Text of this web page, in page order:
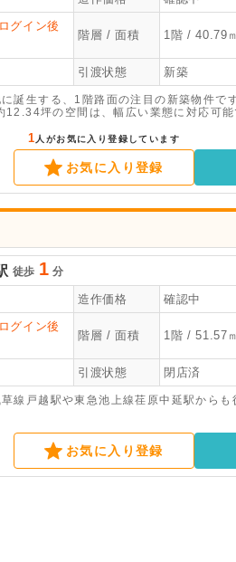
グイン後
階層 / 面積 1階 / 40.79
引渡状態 新築
誕生する、1階路面の注目の新築物件で
坪の空間は、幅広い業態に対応可能
1 人がお気に入り登録しています
お気に入り登録
徒歩 1 分
造作価格 確認中
グイン後
階層 / 面積 1階 / 51.57
引渡状態 閉店済
線戸越駅や東急池上線荏原中延駅から
お気に入り登録